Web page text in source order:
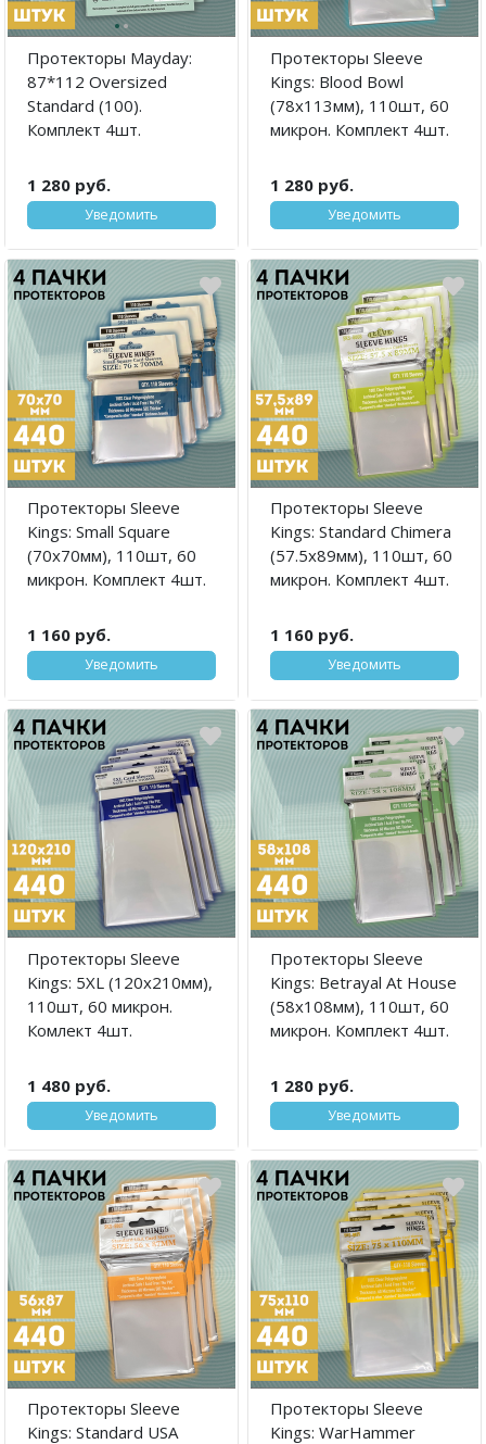
··
Протекторы Mayday:
87*112 Oversized
Standard (100).
Комплект 4шт.
1 280 руб.
Уведомить
Протекторы Sleeve
Kings: Blood Bowl
(78x113мм), 110шт, 60
микрон. Комплект 4шт.
1 280 руб.
Уведомить
Протекторы Sleeve
Kings: Small Square
(70x70мм), 110шт, 60
микрон. Комплект 4шт.
1 160 руб.
Уведомить
Протекторы Sleeve
Kings: Standard Chimera
(57.5x89мм), 110шт, 60
микрон. Комплект 4шт.
1 160 руб.
Уведомить
Протекторы Sleeve
Kings: 5XL (120x210мм),
110шт, 60 микрон.
Комлект 4шт.
1 480 руб.
Уведомить
Протекторы Sleeve
Kings: Betrayal At House
(58x108мм), 110шт, 60
микрон. Комплект 4шт.
1 280 руб.
Уведомить
Протекторы Sleeve
Kings: Standard USA
Протекторы Sleeve
Kings: WarHammer